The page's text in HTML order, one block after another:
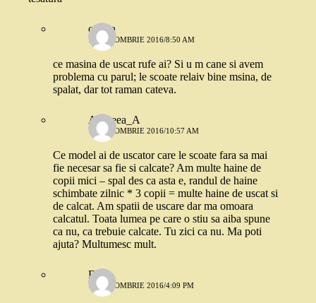
corina
10 OCTOMBRIE 2016/8:50 AM
ce masina de uscat rufe ai? Si u m cane si avem
problema cu parul; le scoate relaiv bine msina, de
spalat, dar tot raman cateva.
Andreea_A
10 OCTOMBRIE 2016/10:57 AM
Ce model ai de uscator care le scoate fara sa mai
fie necesar sa fie si calcate? Am multe haine de
copii mici – spal des ca asta e, randul de haine
schimbate zilnic * 3 copii = multe haine de uscat si
de calcat. Am spatii de uscare dar ma omoara
calcatul. Toata lumea pe care o stiu sa aiba spune
ca nu, ca trebuie calcate. Tu zici ca nu. Ma poti
ajuta? Multumesc mult.
D
10 OCTOMBRIE 2016/4:09 PM